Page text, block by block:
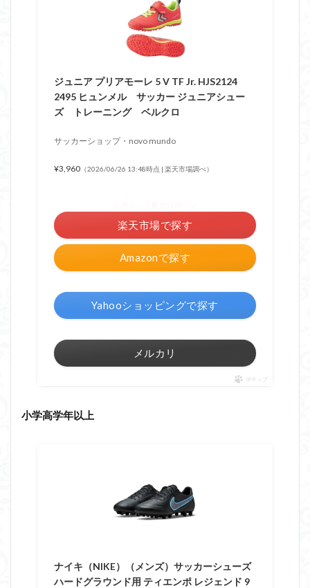
ジュニア プリアモーレ 5 V TF Jr. HJS2124
2495 ヒュンメル サッカー ジュニアシュー
ズ トレーニング ベルクロ
サッカーショップ・novo mundo
¥3,960 （2026/06/26 13:48時点 | 楽天市場調べ）
Amazonで探す
楽天市場で探す
Yahooショッピングで探す
メルカリ
ポチップ
小学高学年以上
ナイキ（NIKE）（メンズ）サッカーシューズ
ハードグラウンド用 ティエンポ レジェンド 9